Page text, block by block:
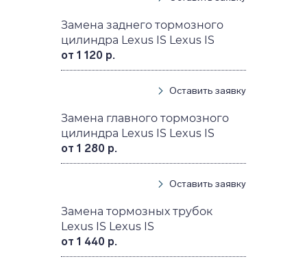
Замена заднего тормозного
цилиндра Lexus IS Lexus IS
от 1 120 р.
Оставить заявку
Замена главного тормозного
цилиндра Lexus IS Lexus IS
от 1 280 р.
Оставить заявку
Замена тормозных трубок
Lexus IS Lexus IS
от 1 440 р.